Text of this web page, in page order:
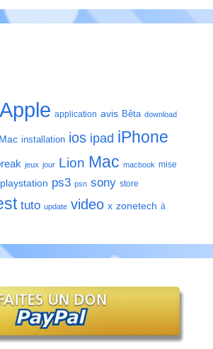
Apple application avis Bêta download
installation ios ipad iPhone
jeux jour Lion Mac macbook mise
playstation ps3 psn sony store
tuto update video x zonetech à